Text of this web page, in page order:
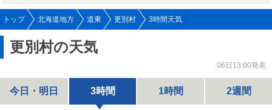
トップ 北海道地方 道東 更別村 3時間天気
更別村の天気
06日13:00発表
今日・明日 3時間 1時間 2週間